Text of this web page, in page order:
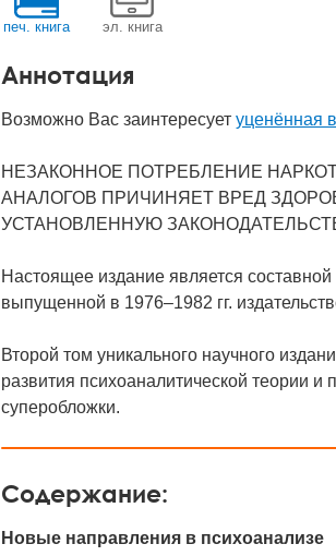
Кол-во стр
ISBN
Код
1249
печ. книга эл. книга
Аннотация
Возможно Вас заинтересует уценённая
НЕЗАКОННОЕ ПОТРЕБЛЕНИЕ
АНАЛОГОВ ПРИЧИНЯЕТ ВРЕД
УСТАНОВЛЕННУЮ
Настоящее издание является
выпущенной в 1976–1982 гг.
Второй том уникального научного
развития психоаналитической теории
суперобложки.
Содержание:
Новые направления в психоанализе